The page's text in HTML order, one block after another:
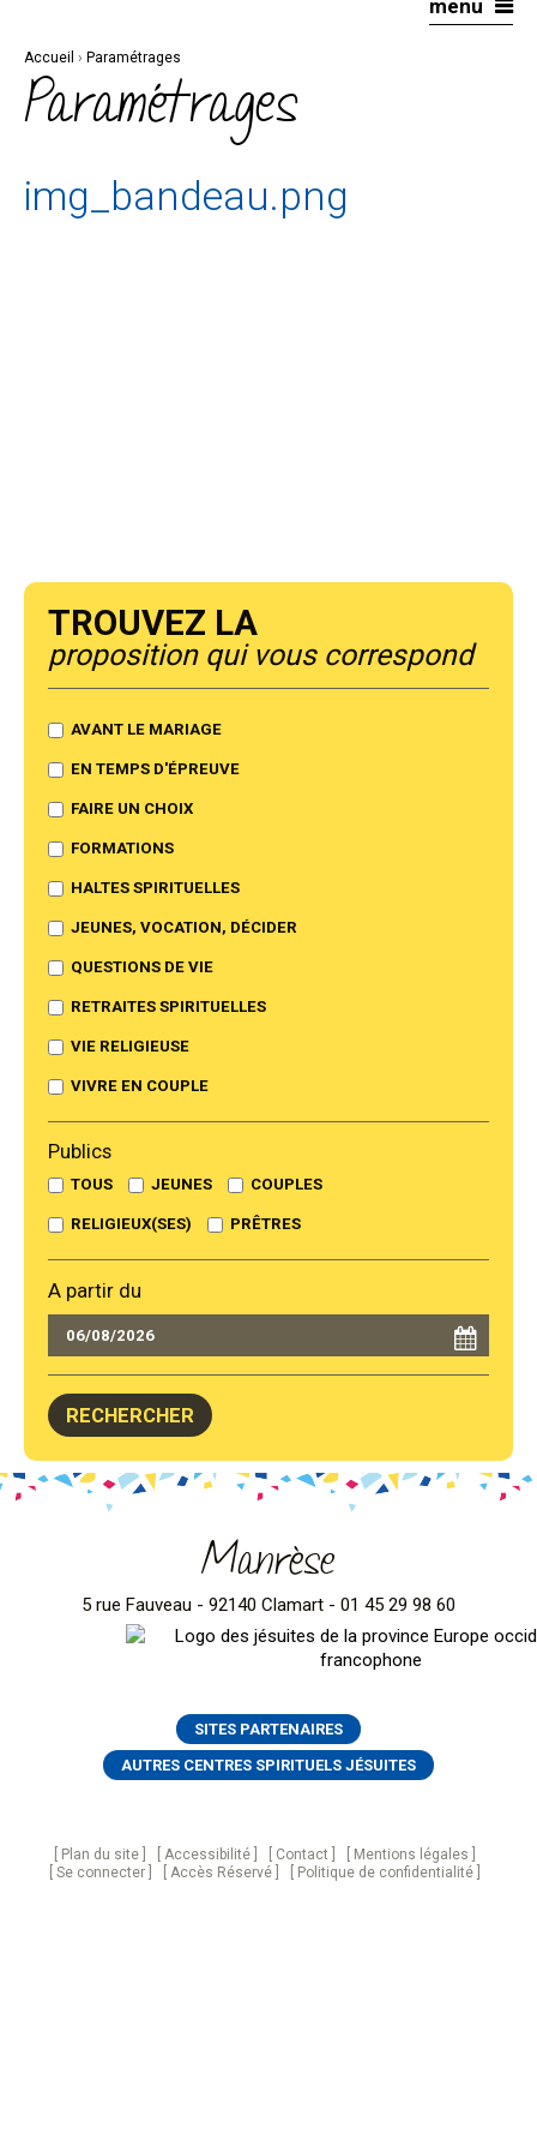
navigation
menu
Accueil › Paramétrages
Paramétrages
img_bandeau.png
Trouvez la
proposition qui vous correspond
AVANT LE MARIAGE
EN TEMPS D'ÉPREUVE
FAIRE UN CHOIX
FORMATIONS
HALTES SPIRITUELLES
JEUNES, VOCATION, DÉCIDER
QUESTIONS DE VIE
RETRAITES SPIRITUELLES
VIE RELIGIEUSE
VIVRE EN COUPLE
Publics
TOUS JEUNES COUPLES
RELIGIEUX(SES) PRÊTRES
A partir du
Manrèse
5 rue Fauveau - 92140 Clamart - 01 45 29 98 60
SITES PARTENAIRES
AUTRES CENTRES SPIRITUELS JÉSUITES
Plan du site Accessibilité Contact
Mentions légales
Se connecter
Accès Réservé Politique de confidentialité